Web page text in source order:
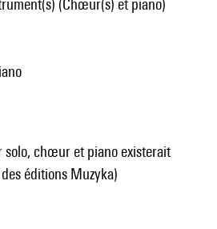
(Chœur(s) et piano)
solo, chœur et piano existerait
éditions Muzyka)